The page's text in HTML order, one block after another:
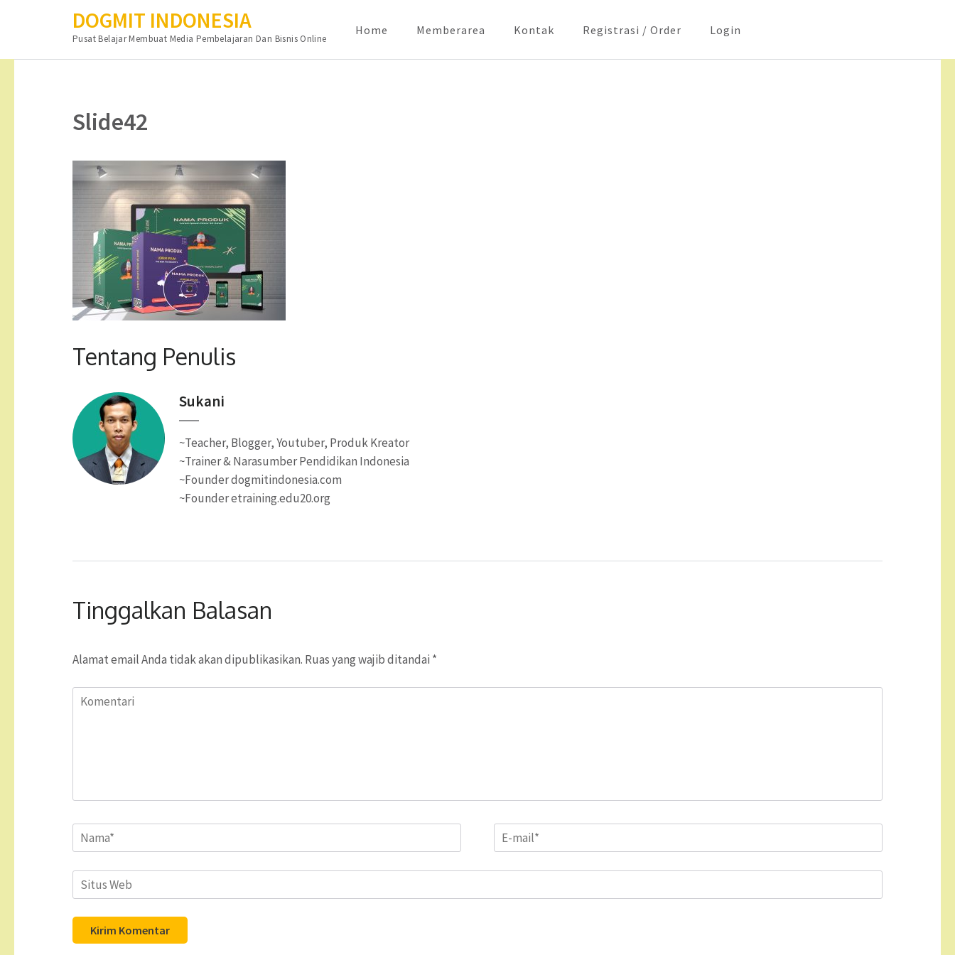
DOGMIT INDONESIA
Pusat Belajar Membuat Media Pembelajaran Dan Bisnis Online
Home Memberarea Kontak Registrasi / Order Login
Slide42
Tentang Penulis
Sukani
~Teacher, Blogger, Youtuber, Produk Kreator
~Trainer & Narasumber Pendidikan Indonesia
~Founder dogmitindonesia.com
~Founder etraining.edu20.org
Tinggalkan Balasan
Alamat email Anda tidak akan dipublikasikan. Ruas yang wajib ditandai *
Komentari
Name* Email*
Situs
Web